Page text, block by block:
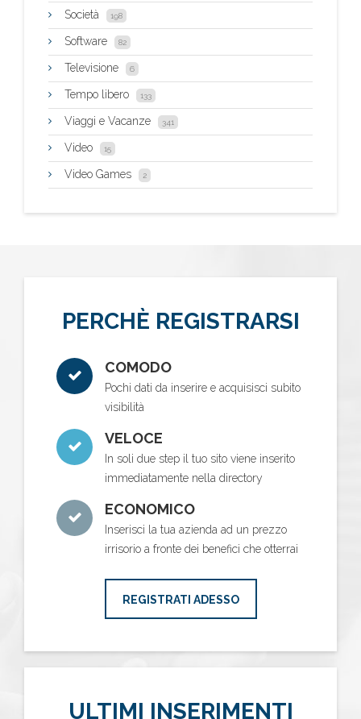
Società 198
Software 82
Televisione 6
Tempo libero 133
Viaggi e Vacanze 341
Video 15
Video Games 2
PERCHÈ REGISTRARSI
COMODO
Pochi dati da inserire e acquisisci subito
visibilità
VELOCE
In soli due step il tuo sito viene inserito
immediatamente nella directory
ECONOMICO
Inserisci la tua azienda ad un prezzo
irrisorio a fronte dei benefici che otterrai
REGISTRATI ADESSO
ULTIMI INSERIMENTI